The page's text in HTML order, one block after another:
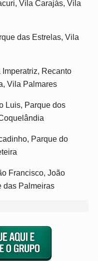
Vila Carajás, Vila
das Estrelas, Vila
Recanto
Vila Palmares
Luis, Parque dos
Parque do
Francisco, João
das Palmeiras